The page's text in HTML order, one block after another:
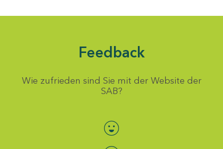
Feedback
Wie zufrieden sind Sie mit der Website der
SAB?
Bewertung auswählen